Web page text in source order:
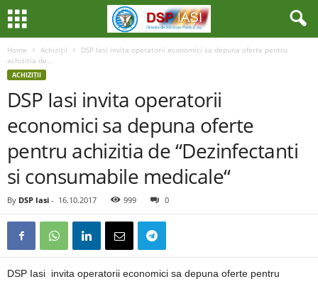
Home Achiziții
DSP Iasi invita operatorii economici sa depuna oferte pentru
achizitia de...
ACHIZIȚII
DSP Iasi invita operatorii
economici sa depuna oferte
pentru achizitia de “Dezinfectanti
si consumabile medicale“
By DSP Iasi - 16.10.2017 999 0
DSP Iasi invita operatorii economici sa depuna oferte pentru